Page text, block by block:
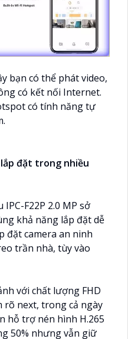
bạn có thể phát video,
có kết nối Internet.
có tính năng tự
đặt trong nhiều
F22P 2.0 MP sở
khả năng lắp đặt dễ
đặt camera an ninh
trần nhà, tùy vào
với chất lượng FHD
next, trong cả ngày
hỗ trợ nén hình H.265
50% nhưng vẫn giữ